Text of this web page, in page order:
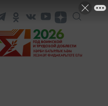
Фотогалерея